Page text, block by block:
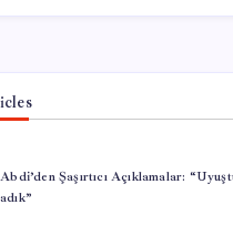
Şaşırtıcı Açıklamalar: